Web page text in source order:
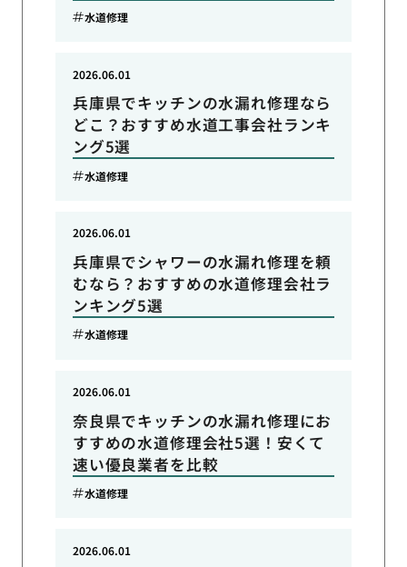
水道修理
兵庫県でキッチンの水漏れ修理なら
どこ？おすすめ水道工事会社ランキ
ング5選
2026.06.01
水道修理
兵庫県でシャワーの水漏れ修理を頼
むなら？おすすめの水道修理会社ラ
ンキング5選
2026.06.01
水道修理
奈良県でキッチンの水漏れ修理にお
すすめの水道修理会社5選！安くて
速い優良業者を比較
2026.06.01
水道修理
2026.06.01